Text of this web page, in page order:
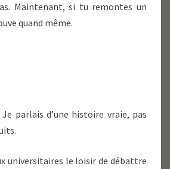
Maintenant, si tu remontes un
quand même.
parlais d’une histoire vraie, pas
universitaires le loisir de débattre